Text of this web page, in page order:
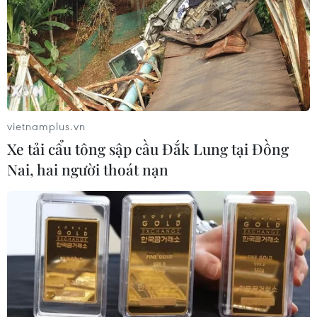
ở Thanh Hóa: 5 người tử vong, nhiều
nạn nhân cấp cứu
20/07/2026 04:17
Israel mở rộng vai trò "bác sỹ hề" sau
xung đột, hỗ trợ phục hồi tâm lý
19/07/2026 07:17
Phía Nam châu Phi tăng cường phối
hợp ngăn chặn dịch Ebola
19/07/2026 01:03
Điều gì tạo nên niềm tin khi lựa chọn
vietnamplus.vn
Xe tải cẩu tông sập cầu Đắk Lung tại Đồng
Nai, hai người thoát nạn